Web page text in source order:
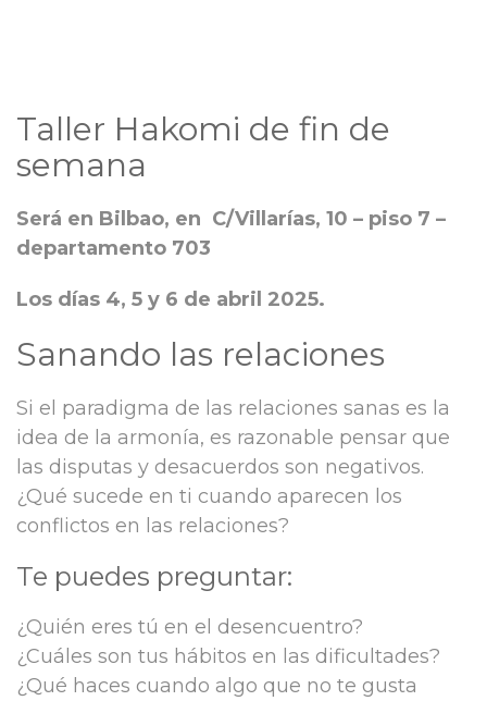
Taller Hakomi de fin de
semana
Será en Bilbao, en C/Villarías, 10 – piso 7 –
departamento 703
Los días 4, 5 y 6 de abril 2025.
Sanando las relaciones
Si el paradigma de las relaciones sanas es la
idea de la armonía, es razonable pensar que
las disputas y desacuerdos son negativos.
¿Qué sucede en ti cuando aparecen los
conflictos en las relaciones?
Te puedes preguntar:
¿Quién eres tú en el desencuentro?
¿Cuáles son tus hábitos en las dificultades?
¿Qué haces cuando algo que no te gusta